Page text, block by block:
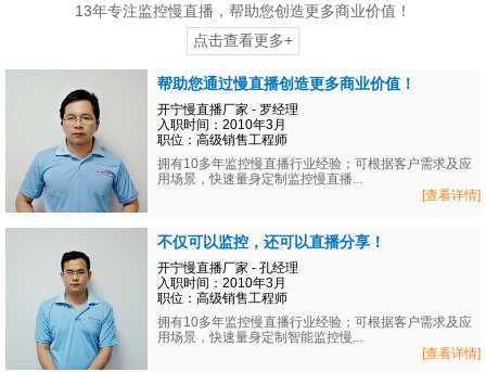
13年专注监控慢直播，帮助您创造更多商业价值！
点击查看更多+
帮助您通过慢直播创造更多商业价值！
开宁慢直播厂家 - 罗经理
入职时间：2010年3月
职位：高级销售工程师
拥有10多年监控慢直播行业经验；可根据客户需求及应
用场景，快速量身定制监控慢直播...
[查看详情]
不仅可以监控，还可以直播分享！
开宁慢直播厂家 - 孔经理
入职时间：2010年3月
职位：高级销售工程师
拥有10多年监控慢直播行业经验；可根据客户需求及应
用场景，快速量身定制智能监控慢...
[查看详情]